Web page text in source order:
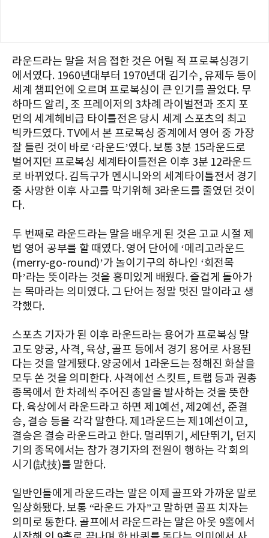
라운드라는 말을 처음 접한 것은 어릴 적 프로복싱경기
에서였다. 1960년대부터 1970년대 김기수, 유제두 등이
세계 챔피언에 오르며 프로복싱이 큰 인기를 끌었다. 무
하마드 알리, 조 프레이저의 3차례 라이벌전과 조지 포
먼의 세계헤비급 타이틀전은 당시 세계 스포츠의 최고
빅카드였다. TV에서 본 프로복싱 중계에서 영어 중 가장
잘 들린 것이 바로 ‘라운드’였다. 보통 3분 15라운드로
벌어지던 프로복싱 세계타이틀전은 이후 3분 12라운드
로 바뀌었다. 김득구가 멘시니와의 세계타이틀전서 경기
중 사망한 이후 사고를 막기위해 3라운드를 줄였던 것이
다.
두 번째로 라운드라는 말을 배우게 된 것은 고교 시절 제
법 영어 공부를 할 때였다. 영어 단어에 ‘메리고라운드
(merry-go-round)’가 놀이기구의 하나인 ‘회전목
마’라는 뜻이라는 것을 흥미있게 배웠다. 즐겁게 돌아가
는 목마라는 의미였다. 그 단어는 정말 멋진 말이라고 생
각했다.
스포츠 기자가 된 이후 라운드라는 용어가 프로복싱 말
고도 양궁, 사격, 육상, 골프 등에서 경기 용어로 사용된
다는 것을 알게됐다. 양궁에서 1라운드는 정해진 화살을
모두 쏜 것을 의미한다. 사격에선 스킷트, 트랩 등과 권총
종목에서 한 차례씩 주어진 총알을 발사하는 것을 뜻한
다. 육상에서 라운드라고 하면 제1예선, 제2예선, 준결
승, 결승 등을 각각 말한다. 제1라운드는 제1예선이고,
결승은 결승 라운드라고 한다. 멀리뛰기, 세단뛰기, 던지
기의 종목에서는 참가 경기자의 전원이 행하는 각 회의
시기(試技)를 말한다.
일반인들에게 라운드라는 말은 이제 골프와 가까운 말로
일상화됐다. 보통 “라운드 가자”고 말하면 골프 치자는
의미로 통한다. 골프에서 라운드라는 말은 아웃 9홀에서